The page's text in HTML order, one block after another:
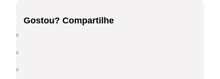
Gostou? Compartilhe